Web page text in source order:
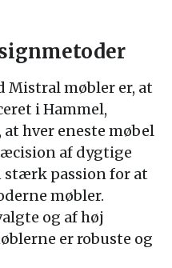
Mistral møbler er, at
i Hammel,
hver eneste møbel
af dygtige
stærk passion for at
møbler.
og af høj
er robuste og